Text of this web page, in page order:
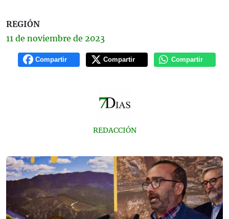
REGIÓN
11 de noviembre de 2023
Compartir Compartir Compartir
REDACCIÓN